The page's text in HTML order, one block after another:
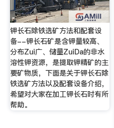
钾长石除铁选矿方法和配套设
备--钾长石矿是含钾量较高、
分布Zui广、储量ZuiDa的非水
溶性钾资源，是提取钾精矿的主
要矿物质，下面是关于钾长石除
铁选矿方法以及配套设备介绍，
希望对大家在加工钾长石时有所
帮助。